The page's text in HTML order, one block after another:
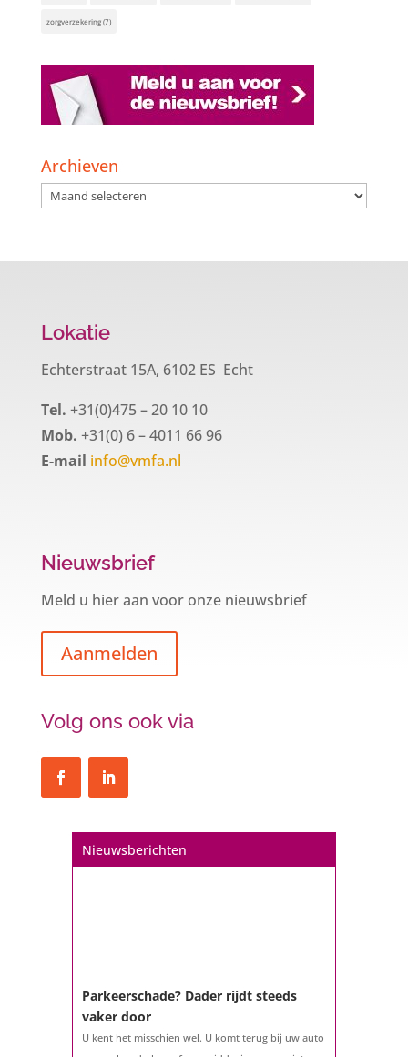
zorgverzekering(7)
Archieven
Archieven
Lokatie
Echterstraat 15A, 6102 ES Echt
Tel. +31(0)475 – 20 10 10
Mob. +31(0) 6 – 4011 66 96
E-mail info@vmfa.nl
Nieuwsbrief
Meld u hier aan voor onze nieuwsbrief
Aanmelden
Volg ons ook via
Nieuwsberichten
Een hypotheek na uw 57e? Er zijn
De woningmarkt is nog steeds in beweging.
Misschien denkt u na over verhuizen, verbouwen
het eigenlijk met een hypotheek als u 57 jaar of
ouder bent?...
Parkeerschade? Dader rijdt steeds
vaker door
U kent het misschien wel. U komt terug bij uw auto